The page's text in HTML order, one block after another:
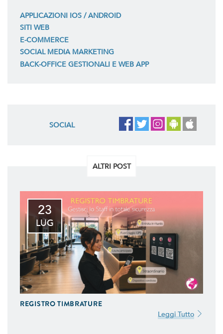
APPLICAZIONI IOS / ANDROID
SITI WEB
E-COMMERCE
SOCIAL MEDIA MARKETING
BACK-OFFICE GESTIONALI E WEB APP
SOCIAL
ALTRI POST
23
LUG
REGISTRO TIMBRATURE
Leggi Tutto